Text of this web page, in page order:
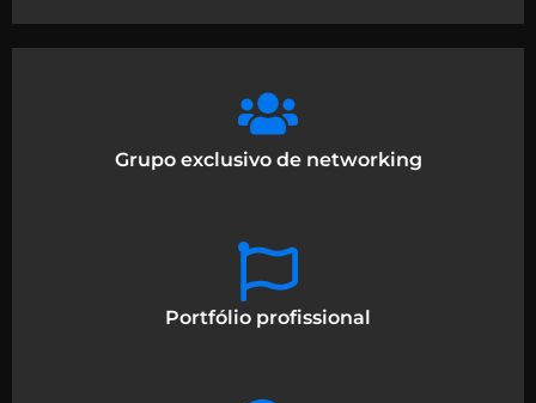
Grupo exclusivo de networking
Portfólio profissional